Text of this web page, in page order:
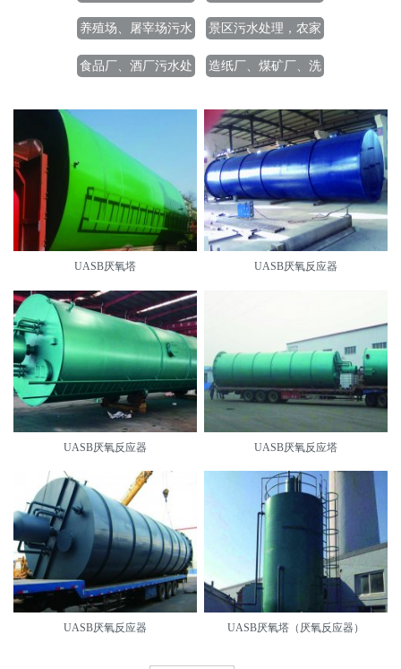
养殖场、屠宰场污水
景区污水处理，农家
食品厂、酒厂污水处
造纸厂、煤矿厂、洗
UASB厌氧塔 UASB厌氧反应器
UASB厌氧反应器 UASB厌氧反应塔
UASB厌氧反应器 UASB厌氧塔（厌氧反应器）